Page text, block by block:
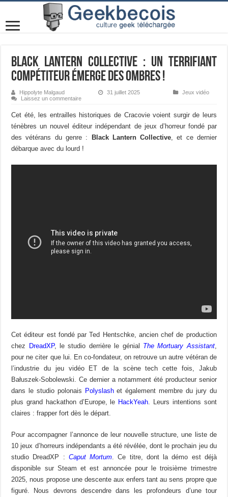
Black Lantern Collective : un terrifiant
compétiteur émerge des ombres !
Hippolyte Malgaud 31 juillet 2025
Jeux vidéo
Laissez un commentaire
Cet été, les entrailles historiques de Cracovie voient surgir de leurs
ténèbres un nouvel éditeur indépendant de jeux d’horreur fondé par
des vétérans du genre :
Black Lantern Collective , et ce dernier
débarque avec du lourd !
Cet éditeur est fondé par Ted Hentschke, ancien chef de production
chez
DreadXP, le studio derrière le génial The Mortuary Assistant,
pour ne citer que lui. En co-fondateur, on retrouve un autre vétéran de
l’industrie du jeu vidéo ET de la scène tech cette fois, Jakub
Bałuszek-Sobolewski. Ce dernier a notamment été producteur senior
dans le studio polonais Polyslashet également membre du jury du
plus grand hackathon d’Europe, le HackYeah . Leurs intentions sont
claires : frapper fort dès le départ.
Pour accompagner l’annonce de leur nouvelle structure, une liste de
10 jeux d’horreurs indépendants a été révélée, dont le prochain jeu du
studio DreadXP : Caput Mortum . Ce titre, dont la démo est déjà
disponible sur Steam et est annoncée pour le troisième trimestre
2025, nous propose une descente aux enfers tant au sens propre que
figuré. Nous devrons descendre dans les profondeurs d’une tour